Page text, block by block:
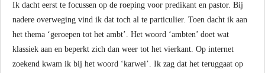
Ik dacht eerst te focussen op de roeping voor predikant en pastor. Bij
nadere overweging vind ik dat toch al te particulier. Toen dacht ik aan
het thema ‘geroepen tot het ambt’. Het woord ‘ambten’ doet wat
klassiek aan en beperkt zich dan weer tot het vierkant. Op internet
zoekend kwam ik bij het woord ‘karwei’. Ik zag dat het teruggaat op